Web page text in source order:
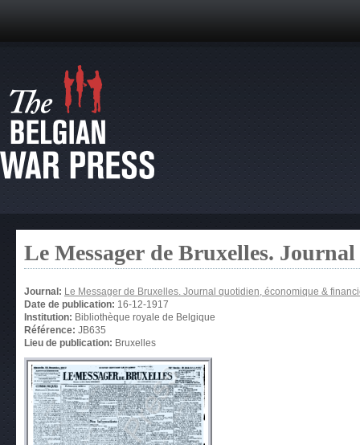
Le Messager de Bruxelles.
Journal: Le Messager de Bruxelles. Journal quotidien, économique &
Date de publication: 16-12-1917
Institution: Bibliothèque royale de Belgique
Référence: JB635
Lieu de publication: Bruxelles